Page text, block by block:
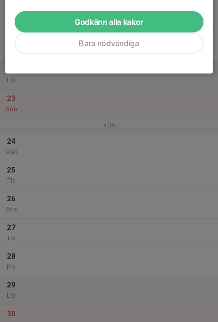
Tor
Lör
23
Sön
v.35
24
Mån
25
Tis
26
Ons
27
Tor
28
Fre
29
Lör
30
Godkänn alla kakor
Bara nödvändiga